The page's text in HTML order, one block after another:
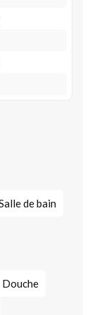
de bain
Douche